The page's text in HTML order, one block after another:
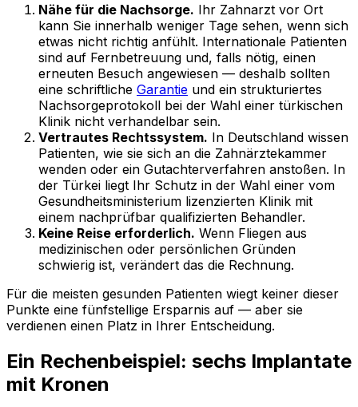
Nähe für die Nachsorge. Ihr Zahnarzt vor Ort
kann Sie innerhalb weniger Tage sehen, wenn sich
etwas nicht richtig anfühlt. Internationale Patienten
sind auf Fernbetreuung und, falls nötig, einen
erneuten Besuch angewiesen — deshalb sollten
eine schriftliche Garantie und ein strukturiertes
Nachsorgeprotokoll bei der Wahl einer türkischen
Klinik nicht verhandelbar sein.
Vertrautes Rechtssystem. In Deutschland wissen
Patienten, wie sie sich an die Zahnärztekammer
wenden oder ein Gutachterverfahren anstoßen. In
der Türkei liegt Ihr Schutz in der Wahl einer vom
Gesundheitsministerium lizenzierten Klinik mit
einem nachprüfbar qualifizierten Behandler.
Keine Reise erforderlich. Wenn Fliegen aus
medizinischen oder persönlichen Gründen
schwierig ist, verändert das die Rechnung.
Für die meisten gesunden Patienten wiegt keiner dieser
Punkte eine fünfstellige Ersparnis auf — aber sie
verdienen einen Platz in Ihrer Entscheidung.
Ein Rechenbeispiel: sechs Implantate
mit Kronen